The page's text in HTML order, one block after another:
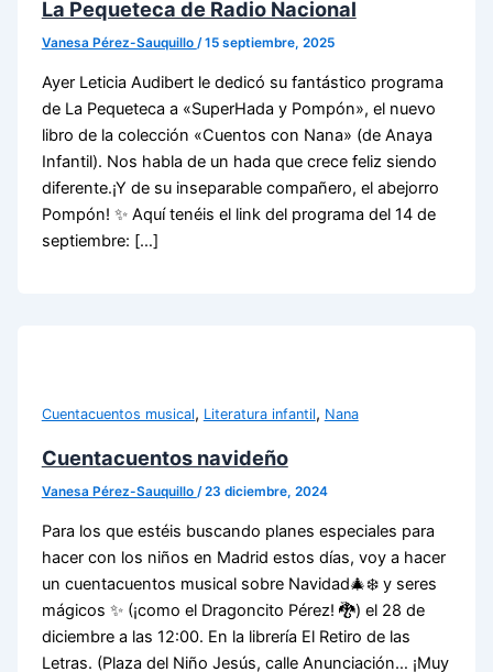
La Pequeteca de Radio Nacional
Vanesa Pérez-Sauquillo /15 septiembre, 2025
Ayer Leticia Audibert le dedicó su fantástico programa
de La Pequeteca a «SuperHada y Pompón», el nuevo
libro de la colección «Cuentos con Nana» (de Anaya
Infantil). Nos habla de un hada que crece feliz siendo
diferente.¡Y de su inseparable compañero, el abejorro
Pompón! ✨ Aquí tenéis el link del programa del 14 de
septiembre: […]
Cuentacuentos musical, Literatura infantil, Nana
Cuentacuentos navideño
Vanesa Pérez-Sauquillo /23 diciembre, 2024
Para los que estéis buscando planes especiales para
hacer con los niños en Madrid estos días, voy a hacer
un cuentacuentos musical sobre Navidad🎄❄️ y seres
mágicos ✨ (¡como el Dragoncito Pérez! 🐉) el 28 de
diciembre a las 12:00. En la librería El Retiro de las
Letras. (Plaza del Niño Jesús, calle Anunciación… ¡Muy